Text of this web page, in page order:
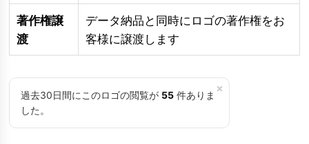
著作権譲
渡
データ納品と同時にロゴの著作権をお
客様に譲渡します
×
過去30日間にこのロゴの閲覧が 55 件ありま
した。